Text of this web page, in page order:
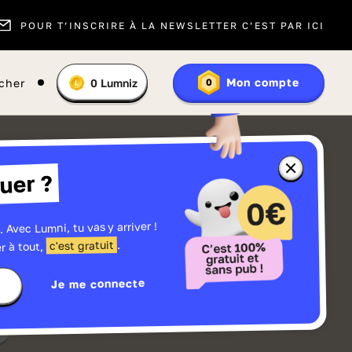
POUR T’INSCRIRE À LA NEWSLETTER C’EST PAR ICI
En
savoir
plus
les
Vous
:
0 Lumniz 0 Mon compte
Fermer
la
fenêtre
sur
Lumniz
?
Lumni, tu vas y arriver !
à tout, c'est gratuit .
Je me connecte